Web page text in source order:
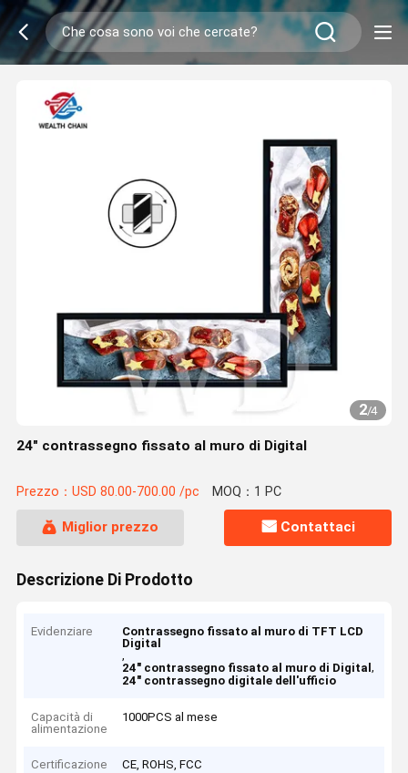
2/4
24" contrassegno fissato al muro di Digital
Prezzo：USD 80.00-700.00 /pc MOQ：1 PC
Miglior prezzo Contattaci
Descrizione Di Prodotto
Evidenziare
Contrassegno fissato al muro di TFT LCD
Digital
,
24" contrassegno fissato al muro di Digital,
24" contrassegno digitale dell'ufficio
Capacità di
alimentazione
1000PCS al mese
Certificazione CE, ROHS, FCC